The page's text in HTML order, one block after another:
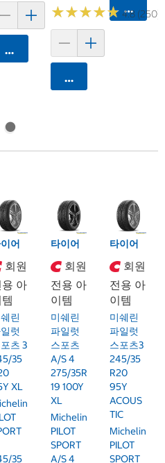
카트에 담기
★★★★★
★★★★★ 4.8 (250)
카트에 담기
카트에
어
회원
용 아
린
럿
츠 3
35
XL
35
타이어
회원
전용 아
이템
미쉐린
파일럿
스포츠
A/S 4
275/35R
19 100Y
XL
Michelin
PILOT
SPORT
A/S 4
타이어
회원
전용 아
이템
미쉐린
파일럿
스포츠3
245/35
R20
95Y
ACOUS
TIC
Michelin
PILOT
SPORT